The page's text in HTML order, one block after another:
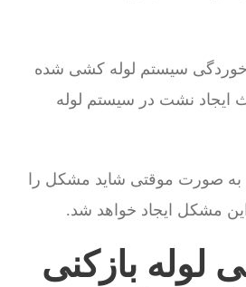
خوردگی سیستم لوله کشی شده
ایجاد نشت در سیستم لوله
به صورت موقتی شاید مشکل را
مشکل ایجاد خواهد شد.
لوله بازکنی